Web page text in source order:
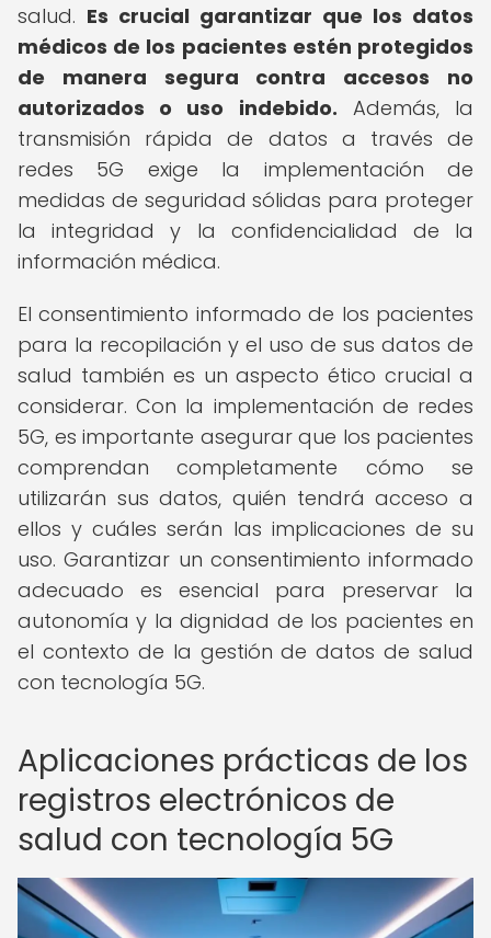
salud. Es crucial garantizar que los datos
médicos de los pacientes estén protegidos
de manera segura contra accesos no
autorizados o uso indebido. Además, la
transmisión rápida de datos a través de
redes 5G exige la implementación de
medidas de seguridad sólidas para proteger
la integridad y la confidencialidad de la
información médica.
El consentimiento informado de los pacientes
para la recopilación y el uso de sus datos de
salud también es un aspecto ético crucial a
considerar. Con la implementación de redes
5G, es importante asegurar que los pacientes
comprendan completamente cómo se
utilizarán sus datos, quién tendrá acceso a
ellos y cuáles serán las implicaciones de su
uso. Garantizar un consentimiento informado
adecuado es esencial para preservar la
autonomía y la dignidad de los pacientes en
el contexto de la gestión de datos de salud
con tecnología 5G.
Aplicaciones prácticas de los
registros electrónicos de
salud con tecnología 5G